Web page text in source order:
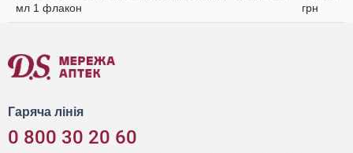
мл 1 флакон
грн
Гаряча лінія
0 800 30 20 60